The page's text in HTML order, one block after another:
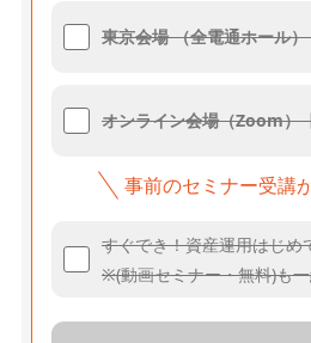
東京会場 （全電通ホール）
オンライン会場（Zoom）
事前のセミナー受講
すぐでき！資産運用はじめ
※(動画セミナー・無料)も